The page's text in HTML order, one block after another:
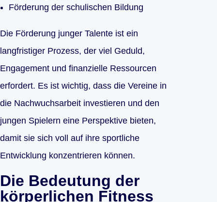
Förderung der schulischen Bildung
Die Förderung junger Talente ist ein
langfristiger Prozess, der viel Geduld,
Engagement und finanzielle Ressourcen
erfordert. Es ist wichtig, dass die Vereine in
die Nachwuchsarbeit investieren und den
jungen Spielern eine Perspektive bieten,
damit sie sich voll auf ihre sportliche
Entwicklung konzentrieren können.
Die Bedeutung der
körperlichen Fitness